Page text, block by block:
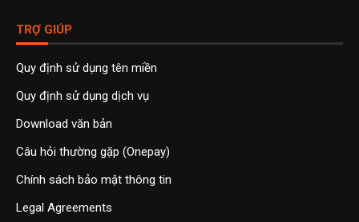
TRỢ GIÚP
Quy định sử dụng tên miền
Quy định sử dụng dịch vụ
Download văn bản
Câu hỏi thường gặp (Onepay)
Chính sách bảo mật thông tin
Legal Agreements